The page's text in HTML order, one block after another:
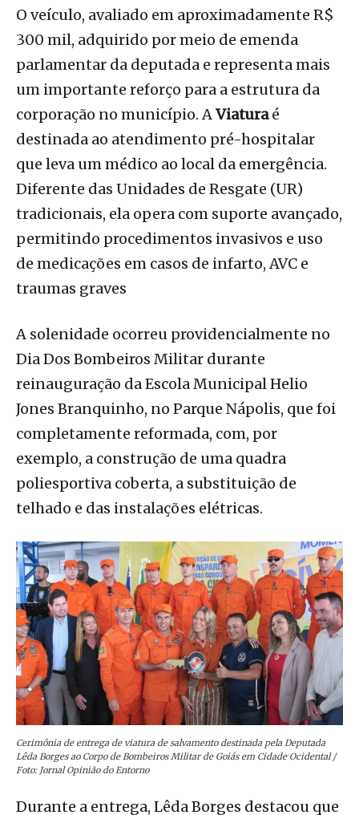
O veículo, avaliado em aproximadamente R$
300 mil, adquirido por meio de emenda
parlamentar da deputada e representa mais
um importante reforço para a estrutura da
corporação no município. AViaturaé
destinada ao atendimento pré-hospitalar
que leva um médico ao local da emergência.
Diferente das Unidades de Resgate (UR)
tradicionais, ela opera com suporte avançado,
permitindo procedimentos invasivos e uso
de medicações em casos de infarto, AVC e
traumas graves
A solenidade ocorreu providencialmente no
Dia Dos Bombeiros Militar durante
reinauguração da Escola Municipal Helio
Jones Branquinho, no Parque Nápolis, que foi
completamente reformada, com, por
exemplo, a construção de uma quadra
poliesportiva coberta, a substituição de
telhado e das instalações elétricas.
Cerimônia de entrega de viatura de salvamento destinada pela Deputada
Lêda Borges ao Corpo de Bombeiros Militar de Goiás em Cidade Ocidental /
Foto: Jornal Opinião do Entorno
Durante a entrega, Lêda Borges destacou que